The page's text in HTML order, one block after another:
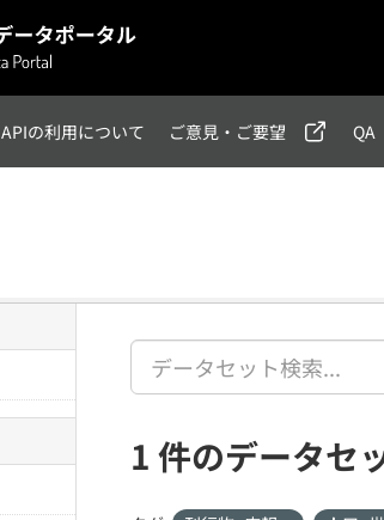
APIの利用について ご意見・ご要望 QA
1 件のデータセ